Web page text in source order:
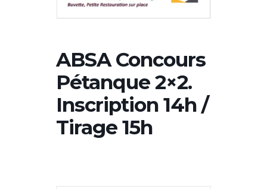
ABSA Concours
Pétanque 2×2.
Inscription 14h /
Tirage 15h